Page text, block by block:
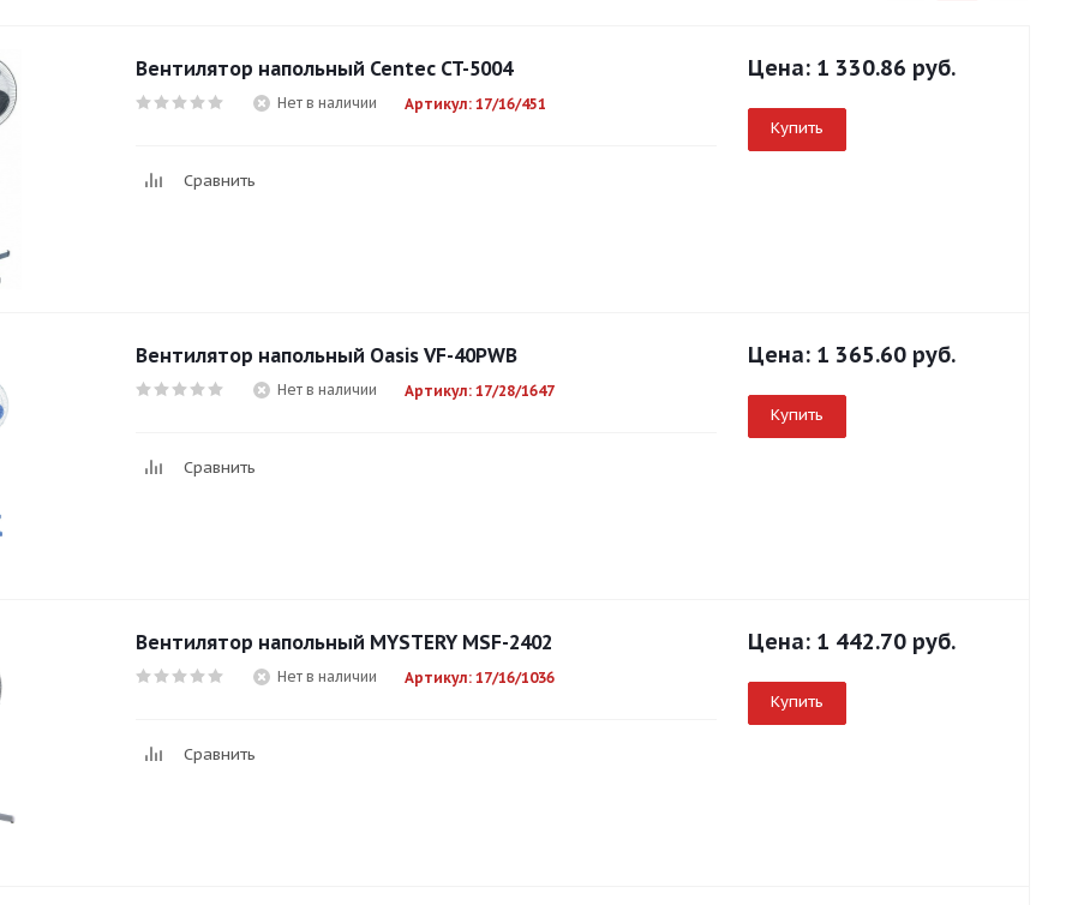
Вентилятор напольный Centec CT-5004
Нет в наличии Артикул: 17/16/451
Сравнить
Цена: 1 330.86 руб.
Купить
Вентилятор напольный Оasis VF-40PWB
Нет в наличии Артикул: 17/28/1647
Сравнить
Цена: 1 365.60 руб.
Купить
Вентилятор напольный MYSTERY MSF-2402
Нет в наличии Артикул: 17/16/1036
Сравнить
Цена: 1 442.70 руб.
Купить